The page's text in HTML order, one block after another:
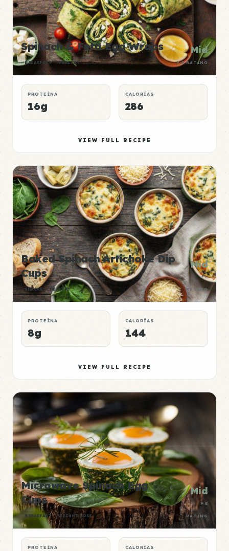
Spinach & Feta Egg Wraps
BREAKFAST HEALTHY
Mid
P:E RATING
PROTEÍNA
16g
CALORÍAS
286
VIEW FULL RECIPE
Baked Spinach Artichoke Dip
Cups
SNACKS HEALTHY
Mid
P:E
RATING
PROTEÍNA
8g
CALORÍAS
144
VIEW FULL RECIPE
Microwave Spinach Egg
Cups
BREAKFAST WEIGHT LOSS
Mid
P:E
RATING
PROTEÍNA CALORÍAS